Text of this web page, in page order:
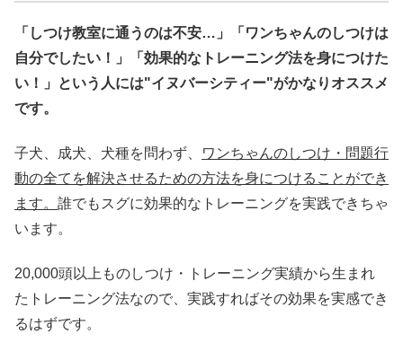
「しつけ教室に通うのは不安…」「ワンちゃんのしつけは
自分でしたい！」「効果的なトレーニング法を身につけた
い！」という人には"イヌバーシティー"がかなりオススメ
です。
子犬、成犬、犬種を問わず、
ワンちゃんのしつけ・問題行
動の全てを解決させるための方法を身につけることができ
ます。 誰でもスグに効果的なトレーニングを実践できちゃ
います。
20,000頭以上ものしつけ・トレーニング実績から生まれ
たトレーニング法なので、実践すればその効果を実感でき
るはずです。